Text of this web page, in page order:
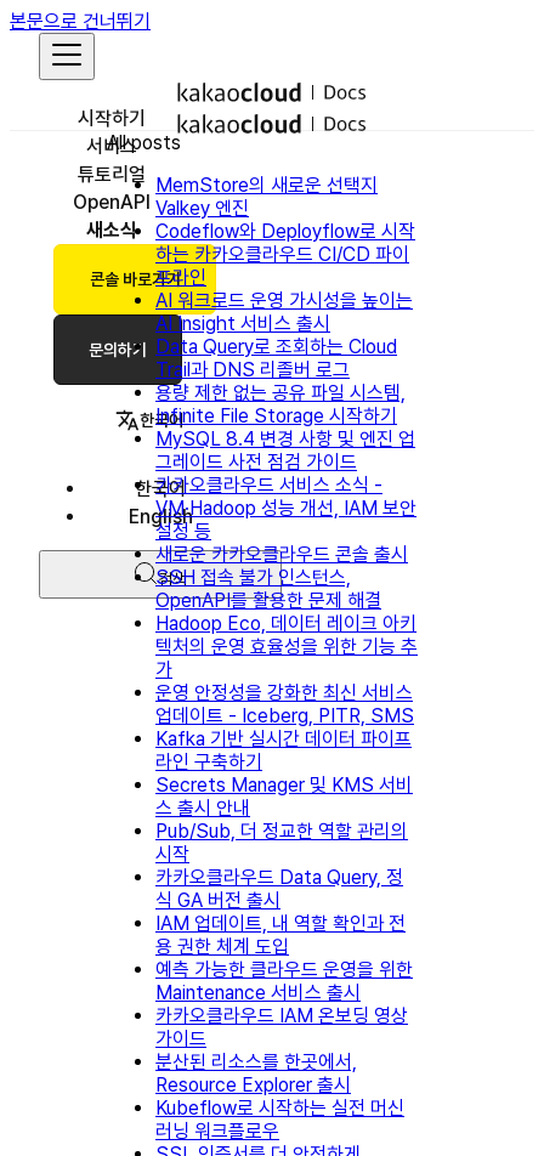
본문으로 건너뛰기
시작하기
서비스
튜토리얼
OpenAPI
새소식
콘솔 바로가기
문의하기
한국어
한국어
English
검색
All posts
MemStore의 새로운 선택지
Valkey 엔진
Codeflow와 Deployflow로 시작
하는 카카오클라우드 CI/CD 파이
프라인
AI 워크로드 운영 가시성을 높이는
AI Insight 서비스 출시
Data Query로 조회하는 Cloud
Trail과 DNS 리졸버 로그
용량 제한 없는 공유 파일 시스템,
Infinite File Storage 시작하기
MySQL 8.4 변경 사항 및 엔진 업
그레이드 사전 점검 가이드
카카오클라우드 서비스 소식 -
VM·Hadoop 성능 개선, IAM 보안
설정 등
새로운 카카오클라우드 콘솔 출시
SSH 접속 불가 인스턴스,
OpenAPI를 활용한 문제 해결
Hadoop Eco, 데이터 레이크 아키
텍처의 운영 효율성을 위한 기능 추
가
운영 안정성을 강화한 최신 서비스
업데이트 - Iceberg, PITR, SMS
Kafka 기반 실시간 데이터 파이프
라인 구축하기
Secrets Manager 및 KMS 서비
스 출시 안내
Pub/Sub, 더 정교한 역할 관리의
시작
카카오클라우드 Data Query, 정
식 GA 버전 출시
IAM 업데이트, 내 역할 확인과 전
용 권한 체계 도입
예측 가능한 클라우드 운영을 위한
Maintenance 서비스 출시
카카오클라우드 IAM 온보딩 영상
가이드
분산된 리소스를 한곳에서,
Resource Explorer 출시
Kubeflow로 시작하는 실전 머신
러닝 워크플로우